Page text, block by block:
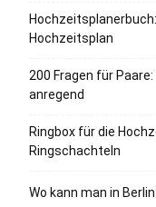
Hochzeitsplan
200 Fragen für
anregend
Ringbox für die
Ringschachteln
Wo kann man in